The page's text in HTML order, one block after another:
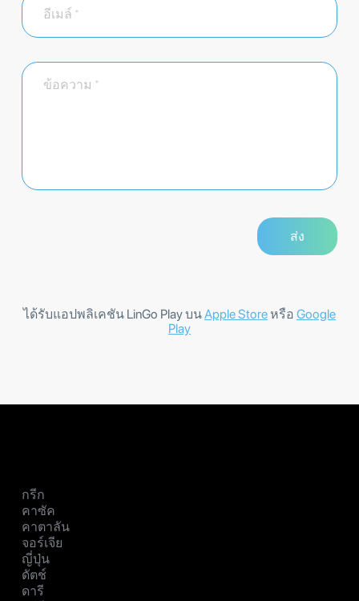
ได้รับแอปพลิเคชัน LinGo Play บนApple Store หรือ Google
Play
กรีก
คาซัค
คาตาลัน
จอร์เจีย
ญี่ปุ่น
ดัตช์
ดารี